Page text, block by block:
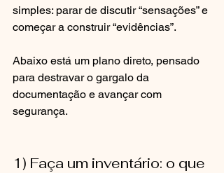
simples: parar de discutir “sensações” e
começar a construir “evidências”.
Abaixo está um plano direto, pensado
para destravar o gargalo da
documentação e avançar com
segurança.
1) Faça um inventário: o que